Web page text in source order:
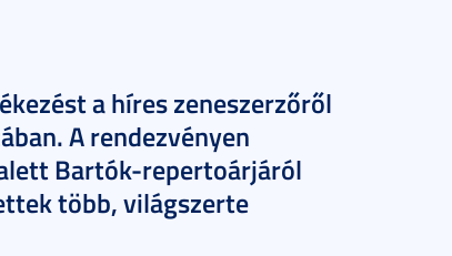
a híres zeneszerzőről
A rendezvényen
Bartók-repertoárjáról
több, világszerte